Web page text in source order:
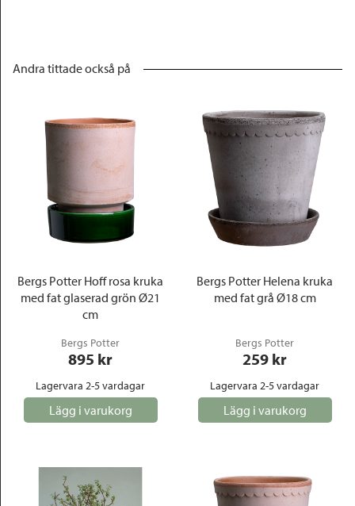
Andra tittade också på
Bergs Potter Hoff rosa kruka
med fat glaserad grön Ø21
cm
Bergs Potter
895 kr
Lagervara 2-5 vardagar
Lägg i varukorg
Bergs Potter Helena kruka
med fat grå Ø18 cm
Bergs Potter
259 kr
Lagervara 2-5 vardagar
Lägg i varukorg